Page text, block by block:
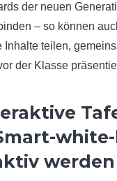
der neuen
– so können
teilen,
der Klasse